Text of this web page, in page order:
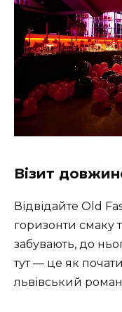
Візит
Відвідайте Old
горизонти смаку
забувають, до
тут — це як
львівський